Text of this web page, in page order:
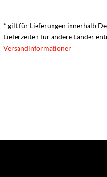
* gilt für Lieferungen innerhalb
Lieferzeiten für andere Länder
Versandinformationen